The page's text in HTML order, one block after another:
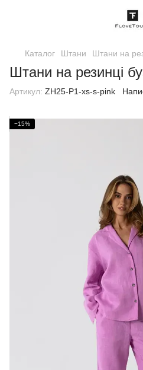
Каталог Штани Штани на
Штани на резинці
Артикул: ZH25-P1-xs-s-pink
−15%